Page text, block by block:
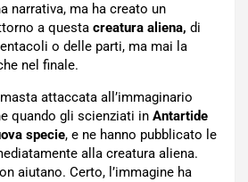
narrativa, ma ha creato un
a questa creatura aliena, di
o delle parti, ma mai la
nel finale.
attaccata all’immaginario
quando gli scienziati in Antartide
specie, e ne hanno pubblicato le
alla creatura aliena.
aiutano. Certo, l’immagine ha